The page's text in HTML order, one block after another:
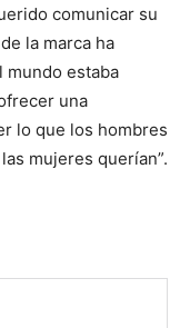
comunicar su
la marca ha
mundo estaba
una
lo que los hombres
mujeres querían”.